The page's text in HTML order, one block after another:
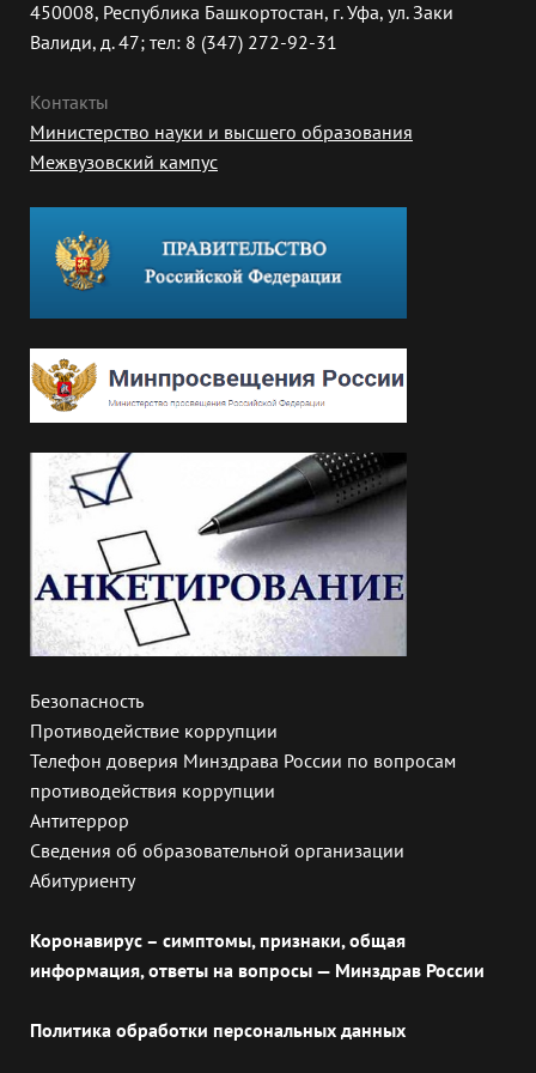
450008, Республика Башкортостан, г. Уфа, ул. Заки
Валиди, д. 47; тел: 8 (347) 272-92-31
Контакты
Министерство науки и высшего образования
Межвузовский кампус
Безопасность
Противодействие коррупции
Телефон доверия Минздрава России по вопросам
противодействия коррупции
Антитеррор
Сведения об образовательной организации
Абитуриенту
Коронавирус – симптомы, признаки, общая
информация, ответы на вопросы — Минздрав России
Политика обработки персональных данных